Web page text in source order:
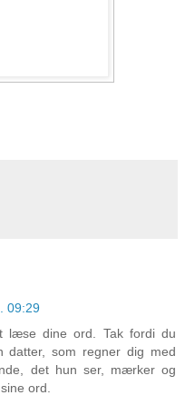
09:29
læse dine ord. Tak fordi du
datter, som regner dig med
det hun ser, mærker og
ord.